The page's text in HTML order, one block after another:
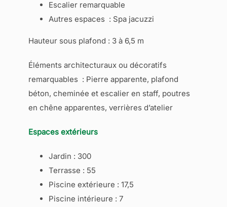
Escalier remarquable
Autres espaces : Spa jacuzzi
Hauteur sous plafond : 3 à 6,5 m
Éléments architecturaux ou décoratifs
remarquables : Pierre apparente, plafond
béton, cheminée et escalier en staff, poutres
en chêne apparentes, verrières d’atelier
Espaces extérieurs
Jardin : 300
Terrasse : 55
Piscine extérieure : 17,5
Piscine intérieure : 7